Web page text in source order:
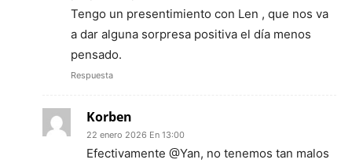
Tengo un presentimiento con Len , que nos va
a dar alguna sorpresa positiva el día menos
pensado.
Respuesta
Korben
22 enero 2026 En 13:00
Efectivamente @Yan, no tenemos tan malos